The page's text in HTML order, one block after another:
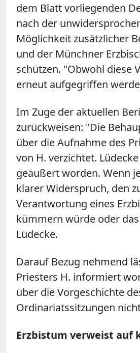
dem Blatt vorliegenden
nach der
Möglichkeit zusätzlicher
und der Münchner
schützen. "Obwohl diese
erneut aufgegriffen
Im Zuge der aktuellen
zurückweisen: "Die
über die Aufnahme des
von H. verzichtet.
geäußert worden. Wenn
klarer Widerspruch, den
Verantwortung eines
kümmern würde oder
Lüdecke.
Darauf Bezug nehmend
Priesters H. informiert
über die Vorgeschichte
Ordinariatssitzungen
Erzbistum verweist auf